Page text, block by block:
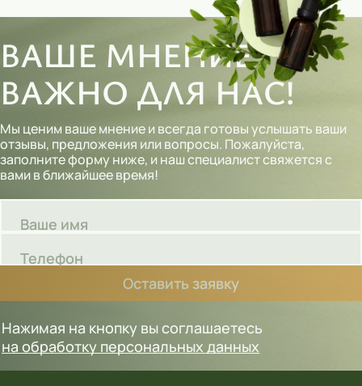
ВАШЕ МНЕНИЕ
ВАЖНО ДЛЯ НАС!
Мы ценим ваше мнение и всегда готовы услышать ваши
отзывы, предложения или вопросы. Пожалуйста,
заполните форму ниже, и наш специалист свяжется с
вами в ближайшее время!
Ваше имя
Телефон
Оставить заявку
Нажимая на кнопку вы соглашаетесь
на обработку персональных данных